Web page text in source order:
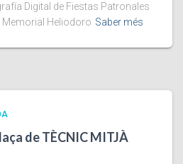
Digital de Fiestas Patronales
Memorial Heliodoro Saber més
de TÈCNIC MITJÀ